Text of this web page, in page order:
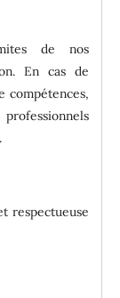
de nos
En cas de
compétences,
respectueuse